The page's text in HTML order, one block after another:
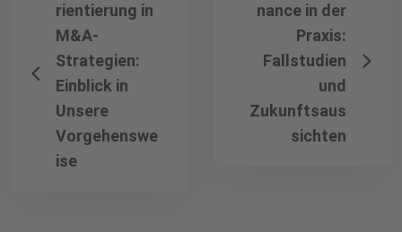
rientierung in
M&A-
Strategien:
Einblick in
Unsere
Vorgehenswe
ise
nance in der
Praxis:
Fallstudien
und
Zukunftsaus
sichten